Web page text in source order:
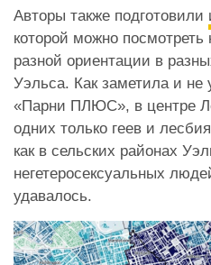
Авторы также подготовили
которой можно
разной ориентации в
Уэльса. Как заметила и не
«Парни ПЛЮС», в центре
одних только геев и
как в сельских районах
негетеросексуальных
удавалось.